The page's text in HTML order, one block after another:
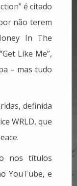
é citado
não terem
In The
Like Me”,
– mas tudo
definida
WRLD, que
nos títulos
YouTube, e